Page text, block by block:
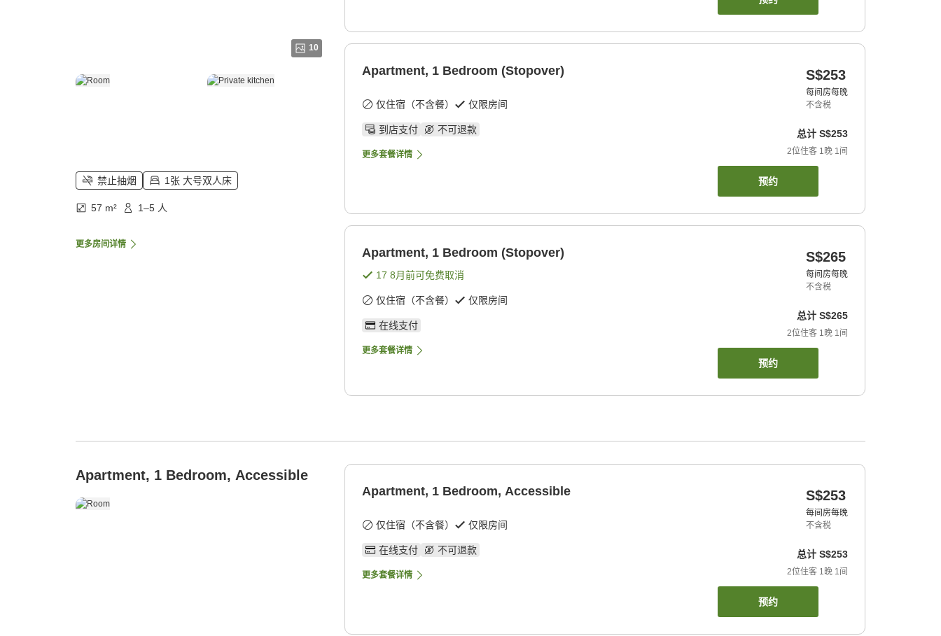
10
禁止抽烟 1张 大号双人床
57 m² 1–5 人
更多房间详情
Apartment, 1 Bedroom (Stopover)
仅住宿（不含餐） 仅限房间
到店支付 不可退款
更多套餐详情
S$253
每间房每晚
不含税
总计 S$253
2位住客 1晚 1间
预约
Apartment, 1 Bedroom (Stopover)
17 8月前可免费取消
仅住宿（不含餐） 仅限房间
在线支付
更多套餐详情
S$265
每间房每晚
不含税
总计 S$265
2位住客 1晚 1间
预约
Apartment, 1 Bedroom, Accessible
Apartment, 1 Bedroom, Accessible
仅住宿（不含餐） 仅限房间
在线支付 不可退款
更多套餐详情
S$253
每间房每晚
不含税
总计 S$253
2位住客 1晚 1间
预约